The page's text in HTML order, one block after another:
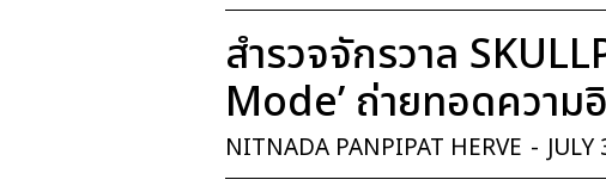
สำรวจจักรวาล
Mode’ ถ่ายทอดความ
NITNADA PANPIPAT HERVE -